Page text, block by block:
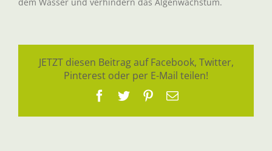
JETZT diesen Beitrag auf Facebook, Twitter,
Pinterest oder per E-Mail teilen!
Facebook
TwitterPinterest
E-